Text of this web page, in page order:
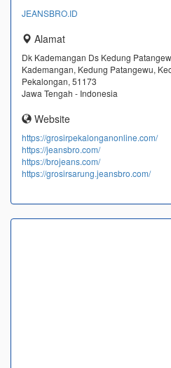
JEANSBRO.ID
Alamat
Dk Kademangan Ds Kedung
Kademangan, Kedung Patangewu,
Pekalongan, 51173
Jawa Tengah - Indonesia
Website
https://grosirpekalonganonline.com/
https://jeansbro.com/
https://brojeans.com/
https://grosirsarung.jeansbro.com/